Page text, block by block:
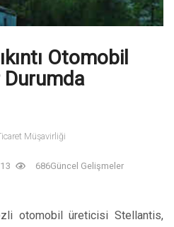
Otomobil
Müşavirliği
686Güncel Gelişmeler
otomobil üreticisi Stellantis,